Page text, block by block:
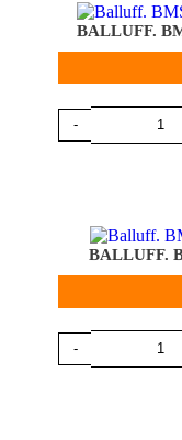
BALLUFF.
-
BALLUFF.
-